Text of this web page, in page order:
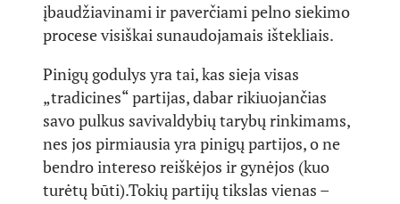
įbaudžiavinami ir paverčiami pelno siekimo
procese visiškai sunaudojamais ištekliais.
Pinigų godulys yra tai, kas sieja visas
„tradicines“ partijas, dabar rikiuojančias
savo pulkus savivaldybių tarybų rinkimams,
nes jos pirmiausia yra pinigų partijos, o ne
bendro intereso reiškėjos ir gynėjos (kuo
turėtų būti).Tokių partijų tikslas vienas –